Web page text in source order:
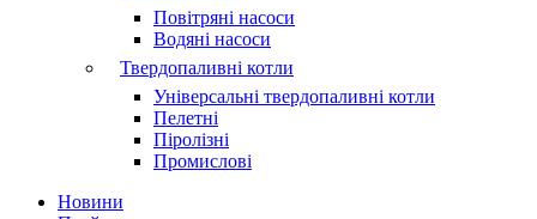
Повітряні насоси
Водяні насоси
Твердопаливні котли
Універсальні твердопаливні котли
Пелетні
Піролізні
Промислові
Новини